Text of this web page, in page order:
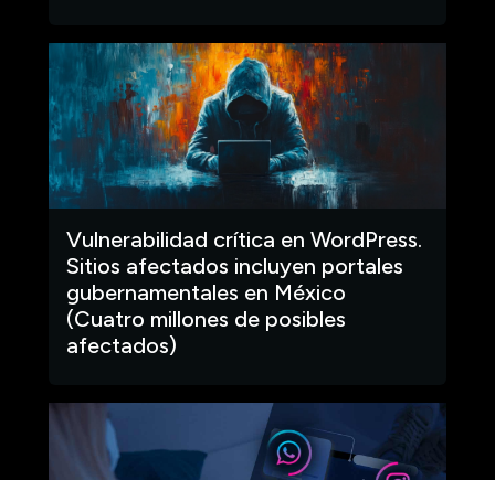
Vulnerabilidad crítica en WordPress.
Sitios afectados incluyen portales
gubernamentales en México
(Cuatro millones de posibles
afectados)